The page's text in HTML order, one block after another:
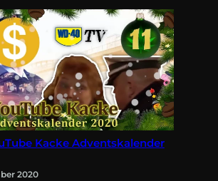
Kacke Adventskalender
2020